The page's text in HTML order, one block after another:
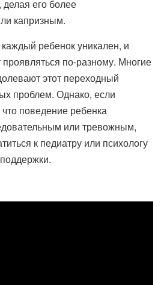
его более
капризным.
ребенок уникален, и
проявляться по-разному. Многие
этот переходный
проблем. Однако, если
поведение ребенка
или тревожным,
к педиатру или психологу